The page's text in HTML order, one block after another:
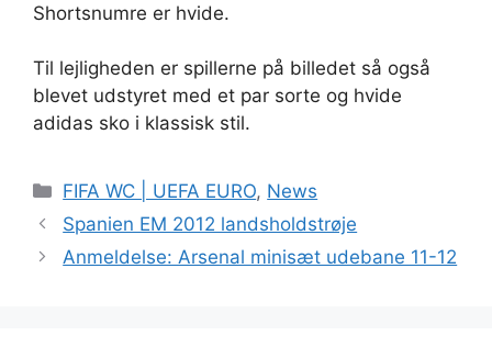
Shortsnumre er hvide.
Til lejligheden er spillerne på billedet så også
blevet udstyret med et par sorte og hvide
adidas sko i klassisk stil.
Kategorier
FIFA WC | UEFA EURO, News
Spanien EM 2012 landsholdstrøje
Anmeldelse: Arsenal minisæt udebane 11-12